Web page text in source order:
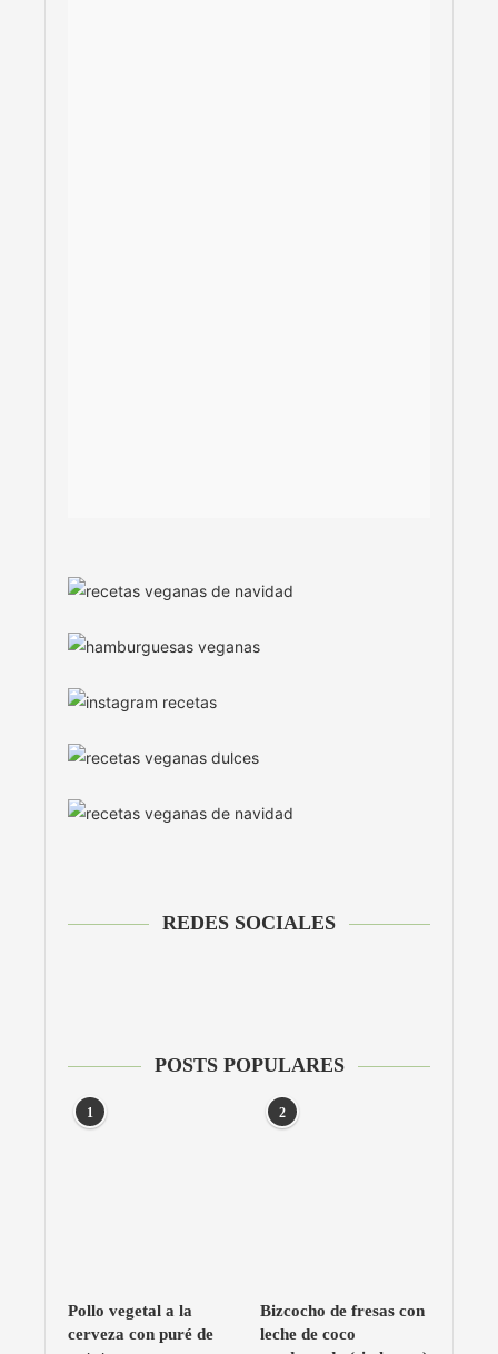
REDES SOCIALES
POSTS POPULARES
1
Pollo vegetal a la
cerveza con puré de
2
Bizcocho de fresas con
leche de coco